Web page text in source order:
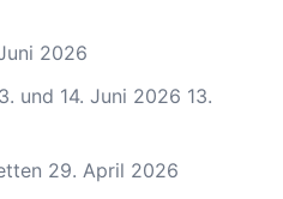
2026
und 14. Juni 2026 13.
29. April 2026